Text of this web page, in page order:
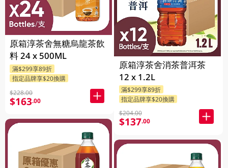
原箱淳茶舍無糖烏龍茶飲
料 24 x 500ML
滿$299享89折
指定品牌享$20換購
$228.00
$163.00
原箱淳茶舍消茶普洱茶
12 x 1.2L
滿$299享89折
指定品牌享$20換購
$204.00
$137.00